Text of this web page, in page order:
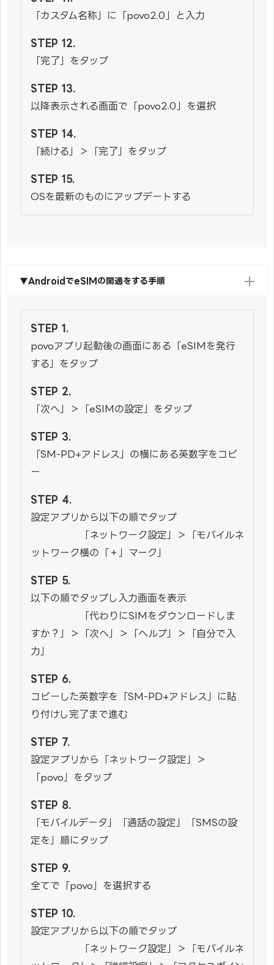
「カスタム名称」に「povo2.0」と入力
「完了」をタップ
以降表示される画面で「povo2.0」を選択
「続ける」＞「完了」をタップ
OSを最新のものにアップデートする
▼AndroidでeSIMの開通をする手順
povoアプリ起動後の画面にある「eSIMを発行
する」をタップ
「次へ」＞「eSIMの設定」をタップ
「SM-PD+アドレス」の横にある英数字をコピ
ー
設定アプリから以下の順でタップ
「ネットワーク設定」＞「モバイルネ
ットワーク横の「＋」マーク」
以下の順でタップし入力画面を表示
「代わりにSIMをダウンロードしま
すか？」＞「次へ」＞「ヘルプ」＞「自分で入
力」
コピーした英数字を「SM-PD+アドレス」に貼
り付けし完了まで進む
設定アプリから「ネットワーク設定」＞
「povo」をタップ
「モバイルデータ」「通話の設定」「SMSの設
定を」順にタップ
全てで「povo」を選択する
設定アプリから以下の順でタップ
「ネットワーク設定」＞「モバイルネ